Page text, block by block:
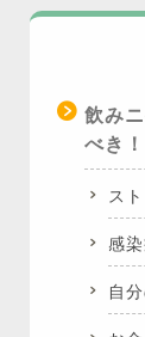
飲み
べき
ス
感
自